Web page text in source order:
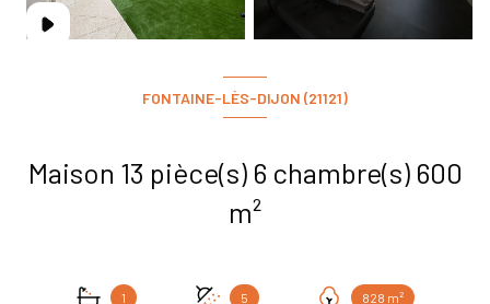
FONTAINE-LÈS-DIJON (21121)
Maison 13 pièce(s) 6 chambre(s) 600
m²
1 5 828 m²